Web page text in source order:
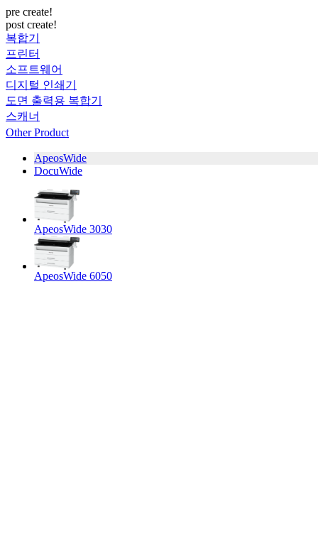
pre create!
post create!
복합기
프린터
소프트웨어
디지털 인쇄기
도면 출력용 복합기
스캐너
Other Product
ApeosWide
DocuWide
ApeosWide 3030
ApeosWide 6050